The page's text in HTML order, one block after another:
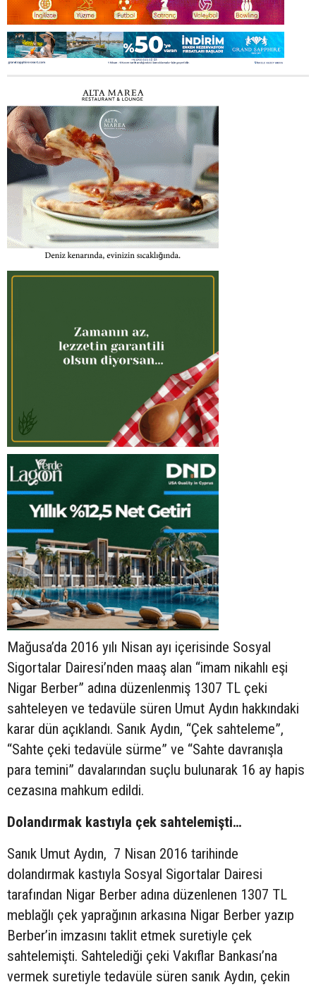
Mağusa’da 2016 yılı Nisan ayı içerisinde Sosyal
Sigortalar Dairesi’nden maaş alan “imam nikahlı eşi
Nigar Berber” adına düzenlenmiş 1307 TL çeki
sahteleyen ve tedavüle süren Umut Aydın hakkındaki
karar dün açıklandı. Sanık Aydın, “Çek sahteleme”,
“Sahte çeki tedavüle sürme” ve “Sahte davranışla
para temini” davalarından suçlu bulunarak 16 ay hapis
cezasına mahkum edildi.
Dolandırmak kastıyla çek sahtelemişti…
Sanık Umut Aydın, 7 Nisan 2016 tarihinde
dolandırmak kastıyla Sosyal Sigortalar Dairesi
tarafından Nigar Berber adına düzenlenen 1307 TL
meblağlı çek yaprağının arkasına Nigar Berber yazıp
Berber’in imzasını taklit etmek suretiyle çek
sahtelemişti. Sahtelediği çeki Vakıflar Bankası’na
vermek suretiyle tedavüle süren sanık Aydın, çekin